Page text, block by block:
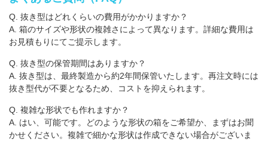
Q. 抜き型はどれくらいの費用がかかりますか？
A. 箱のサイズや形状の複雑さによって異なります。詳細な費用は
お見積もりにてご提示します。
Q. 抜き型の保管期間はありますか？
A. 抜き型は、最終製造から約2年間保管いたします。再注文時には
抜き型代が不要となるため、コストを抑えられます。
Q. 複雑な形状でも作れますか？
A. はい、可能です。どのような形状の箱をご希望か、まずはお聞
かせください。複雑で細かな形状は作成できない場合がございま